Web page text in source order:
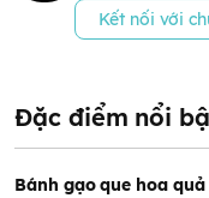
Kết nối với
Đặc điểm nổi
Bánh gạo que hoa